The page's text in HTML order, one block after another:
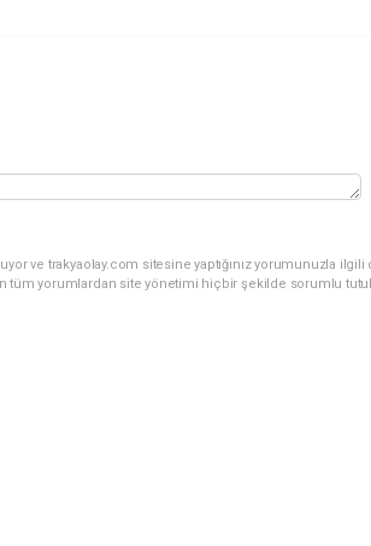
ve trakyaolay.com sitesine yaptığınız yorumunuzla ilgili
tüm yorumlardan site yönetimi hiçbir şekilde sorumlu